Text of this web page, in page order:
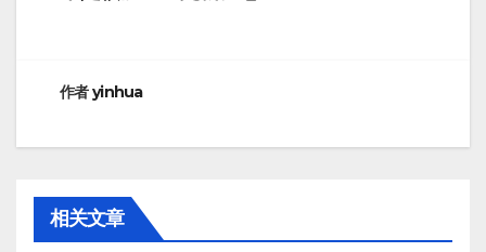
航
作者yinhua
相关文章